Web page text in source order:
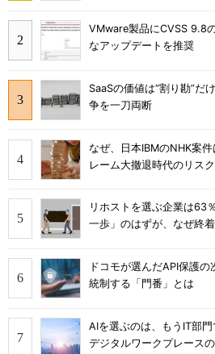
VMware製品にCVSS 9.8
なアップデートを推奨
SaaSの価値は“割り勘”
争を一刀両断
なぜ、日本IBMのNHK案
レーム大撤退時代のリス
リホストを選ぶ企業は
一歩」のはずが、なぜ終
ドコモが選んだAPI保護
統制する「門番」とは
AIを選ぶのは、もうIT部
デジタルワークプレース